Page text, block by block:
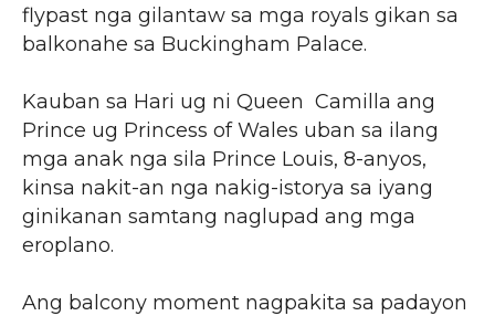
flypast nga gilantaw sa mga royals gikan sa
balkonahe sa Buckingham Palace.
Kauban sa Hari ug ni Queen Camilla ang
Prince ug Princess of Wales uban sa ilang
mga anak nga sila Prince Louis, 8-anyos,
kinsa nakit-an nga nakig-istorya sa iyang
ginikanan samtang naglupad ang mga
eroplano.
Ang balcony moment nagpakita sa padayon